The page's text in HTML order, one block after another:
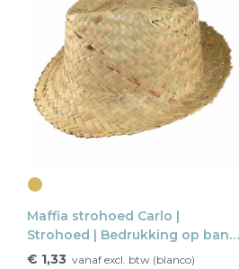
Maffia strohoed Carlo |
Strohoed | Bedrukking op band
| Festival item
€ 1,33 vanaf excl. btw (blanco)